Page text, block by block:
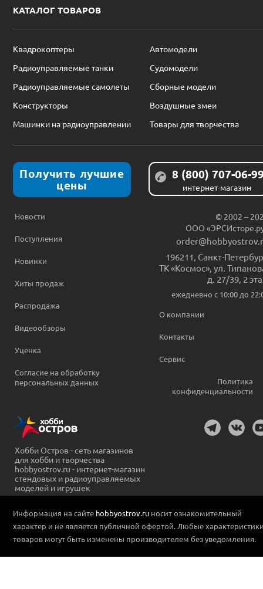
КАТАЛОГ ТОВАРОВ
Квадрокоптеры
Автомодели
Радиоуправляемые танки
Судомодели
Радиоуправляемые самолеты
Сборные модели
Конструкторы
Воздушные змеи
Машинки на радиоуправлении
Товары для творчества
Получить лучшие
цены
8 (800) 707-06-
интернет-магазин
Новости
Поступления
Новинки
Хиты продаж
Распродажа
Видеообзоры
Уценка
Согласие на обработку
персональных данных
© 2002 –
ООО
196211 Санкт-
ТК «Космос», ул.
д. 27/39, 2
ежедневно c 10:00 до
О компании
Контакты
Сервис
Политика
конфиденциальности
Хобби Остров - сеть магазинов
для хобби и творчества
hobbyostrov.ru - интернет-магазин
стендовых и радиоуправляемых
моделей и игрушек
Информация на сайте hobbyostrov.ru носит ознакомительный
характер и не является публичной офертой. Любые
товаров могут быть изменены производителем без уведомления.